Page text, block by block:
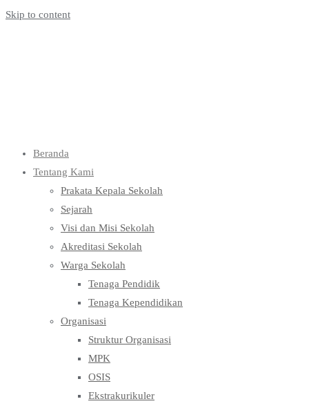
Skip to content
Beranda
Tentang Kami
Prakata Kepala Sekolah
Sejarah
Visi dan Misi Sekolah
Akreditasi Sekolah
Warga Sekolah
Tenaga Pendidik
Tenaga Kependidikan
Organisasi
Struktur Organisasi
MPK
OSIS
Ekstrakurikuler